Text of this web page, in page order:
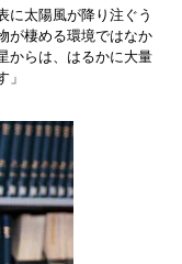
に太陽風が降り注ぐう
が棲める環境ではなか
からは、はるかに大量
」